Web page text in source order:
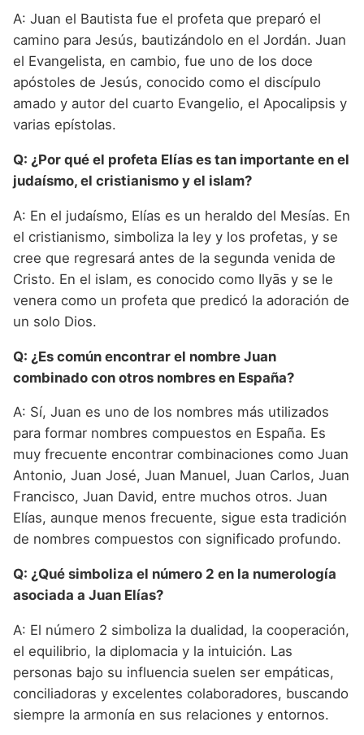
A: Juan el Bautista fue el profeta que preparó el
camino para Jesús, bautizándolo en el Jordán. Juan
el Evangelista, en cambio, fue uno de los doce
apóstoles de Jesús, conocido como el discípulo
amado y autor del cuarto Evangelio, el Apocalipsis y
varias epístolas.
Q: ¿Por qué el profeta Elías es tan importante en el
judaísmo, el cristianismo y el islam?
A: En el judaísmo, Elías es un heraldo del Mesías. En
el cristianismo, simboliza la ley y los profetas, y se
cree que regresará antes de la segunda venida de
Cristo. En el islam, es conocido como Ilyās y se le
venera como un profeta que predicó la adoración de
un solo Dios.
Q: ¿Es común encontrar el nombre Juan
combinado con otros nombres en España?
A: Sí, Juan es uno de los nombres más utilizados
para formar nombres compuestos en España. Es
muy frecuente encontrar combinaciones como Juan
Antonio, Juan José, Juan Manuel, Juan Carlos, Juan
Francisco, Juan David, entre muchos otros. Juan
Elías, aunque menos frecuente, sigue esta tradición
de nombres compuestos con significado profundo.
Q: ¿Qué simboliza el número 2 en la numerología
asociada a Juan Elías?
A: El número 2 simboliza la dualidad, la cooperación,
el equilibrio, la diplomacia y la intuición. Las
personas bajo su influencia suelen ser empáticas,
conciliadoras y excelentes colaboradores, buscando
siempre la armonía en sus relaciones y entornos.